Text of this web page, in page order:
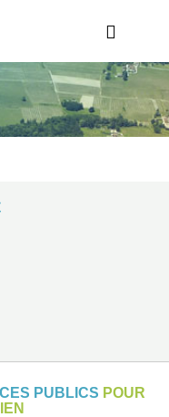
PUBLICS POUR